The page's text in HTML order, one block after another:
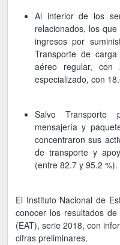
Al interior de los
relacionados, los
ingresos por
Transporte de
aéreo regular,
especializado, con
Salvo
mensajería y
concentraron sus
de transporte y
(entre 82.7 y 95.2 %).
El Instituto Nacional de
conocer los resultados
(EAT), serie 2018, con
cifras preliminares.